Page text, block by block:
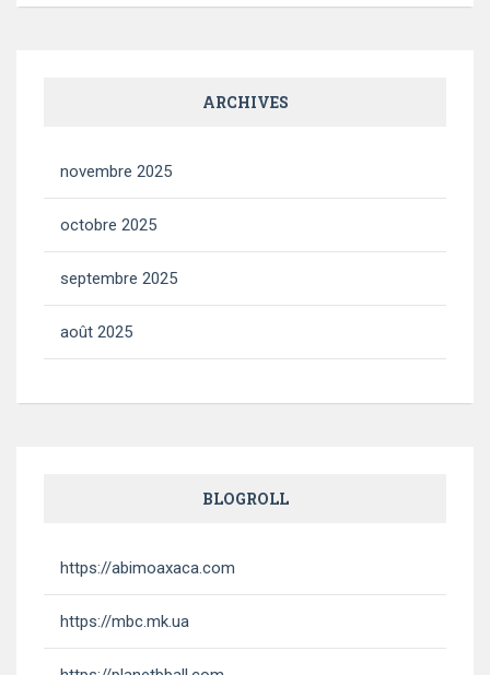
ARCHIVES
novembre 2025
octobre 2025
septembre 2025
août 2025
BLOGROLL
https://abimoaxaca.com
https://mbc.mk.ua